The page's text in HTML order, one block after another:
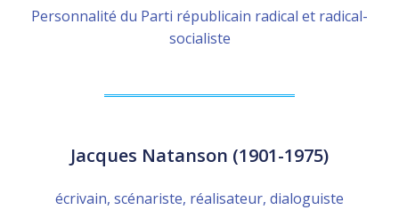
Personnalité du Parti républicain radical et radical-
socialiste
Jacques Natanson (1901-1975)
écrivain, scénariste, réalisateur, dialoguiste